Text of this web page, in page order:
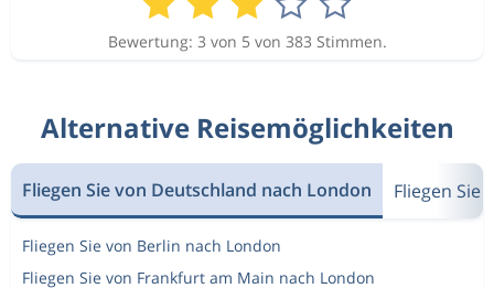
Bewertung: 3 von 5 von 383 Stimmen.
Alternative Reisemöglichkeiten
Fliegen Sie von Deutschland nach London Fliegen
Fliegen Sie von Berlin nach London
Fliegen Sie von Frankfurt am Main nach London